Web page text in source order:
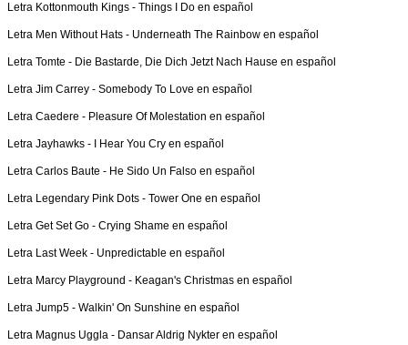
Letra Kottonmouth Kings - Things I Do en español
Letra Men Without Hats - Underneath The Rainbow en español
Letra Tomte - Die Bastarde, Die Dich Jetzt Nach Hause en español
Letra Jim Carrey - Somebody To Love en español
Letra Caedere - Pleasure Of Molestation en español
Letra Jayhawks - I Hear You Cry en español
Letra Carlos Baute - He Sido Un Falso en español
Letra Legendary Pink Dots - Tower One en español
Letra Get Set Go - Crying Shame en español
Letra Last Week - Unpredictable en español
Letra Marcy Playground - Keagan's Christmas en español
Letra Jump5 - Walkin' On Sunshine en español
Letra Magnus Uggla - Dansar Aldrig Nykter en español